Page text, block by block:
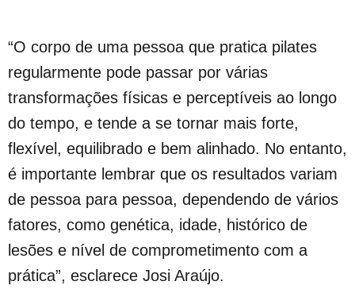
“O corpo de uma pessoa que pratica pilates
regularmente pode passar por várias
transformações físicas e perceptíveis ao longo
do tempo, e tende a se tornar mais forte,
flexível, equilibrado e bem alinhado. No entanto,
é importante lembrar que os resultados variam
de pessoa para pessoa, dependendo de vários
fatores, como genética, idade, histórico de
lesões e nível de comprometimento com a
prática”, esclarece Josi Araújo.